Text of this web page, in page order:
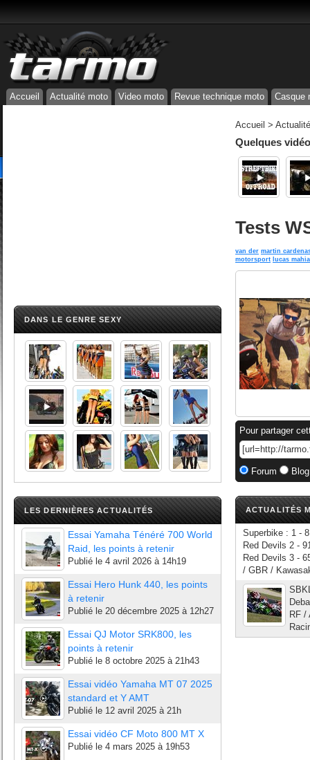
Accueil Actualité moto Video moto Revue technique moto Casque
DANS LE GENRE SEXY
LES DERNIÈRES ACTUALITÉS
Essai Yamaha Ténéré 700 World
Raid, les points à retenir
Publié le 4 avril 2026 à 14h19
Essai Hero Hunk 440, les points
à retenir
Publié le 20 décembre 2025 à 12h27
Essai QJ Motor SRK800, les
points à retenir
Publié le 8 octobre 2025 à 21h43
Essai vidéo Yamaha MT 07 2025
standard et Y AMT
Publié le 12 avril 2025 à 21h
Essai vidéo CF Moto 800 MT X
Publié le 4 mars 2025 à 19h53
Accueil >
Quelques
Tests
van der martin
motorsport lucas
Pour partager
Forum
ACTUALITÉS
Superbike : 1 -
Red Devils 2 -
Red Devils 3 -
/ GBR /
RF /